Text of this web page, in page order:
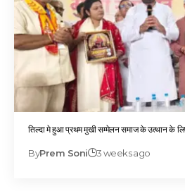
तिल्दा मे हुआ प्रथम मुखी सम्मेलन समाज के उत्थान के
ByPrem Soni 3 weeks ago